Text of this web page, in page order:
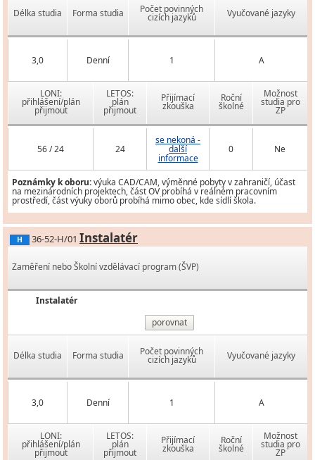
Délka studia Forma studia Počet povinných
cizích jazyků Vyučované jazyky
3,0 Denní 1 A
LONI:
přihlášení/plán
přijmout
LETOS:
plán
přijmout
Přijímací
zkouška
Roční
školné
Možnost
studia pro
ZP
56 / 24 24
se nekoná -
další
informace
0 Ne
Poznámky k oboru:výuka CAD/CAM, výměnné pobyty v zahraničí, účast
na mezinárodních projektech, část OV probíhá v reálném pracovním
prostředí, část výuky oborů probíhá mimo obec, kde sídlí škola.
H 36-52-H/01 Instalatér
Zaměření nebo Školní vzdělávací program (ŠVP)
Instalatér
porovnat
Délka studia Forma studia Počet povinných
cizích jazyků Vyučované jazyky
3,0 Denní 1 A
LONI:
přihlášení/plán
přijmout
LETOS:
plán
přijmout
Přijímací
zkouška
Roční
školné
Možnost
studia pro
ZP